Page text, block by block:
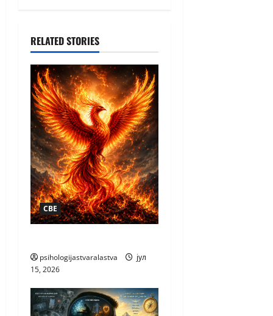
RELATED STORIES
СВЕ
psihologijastvaralastva
јул
15, 2026